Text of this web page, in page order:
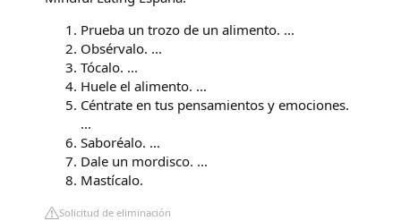
Prueba un trozo de un alimento. ...
Obsérvalo. ...
Tócalo. ...
Huele el alimento. ...
Céntrate en tus pensamientos y emociones.
...
Saboréalo. ...
Dale un mordisco. ...
Mastícalo.
Solicitud de eliminación